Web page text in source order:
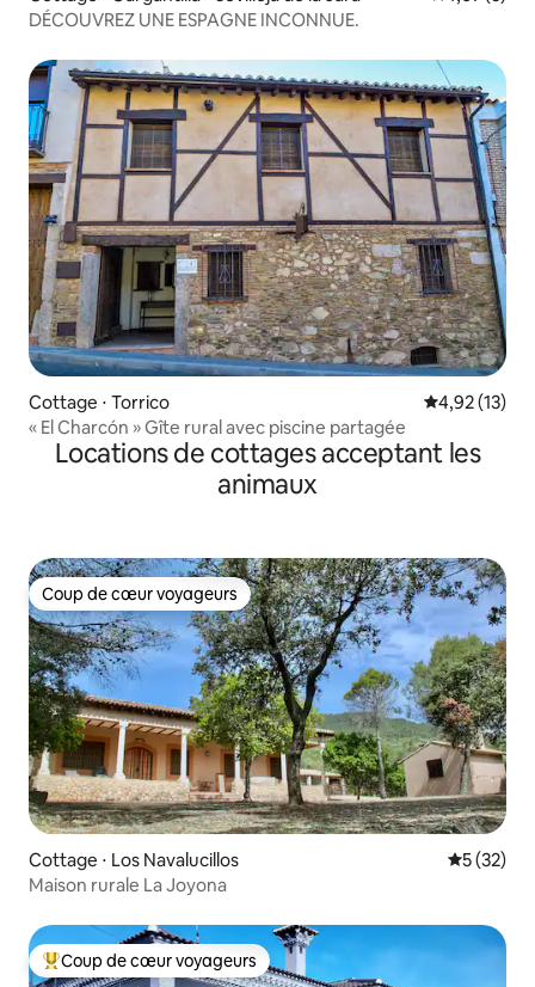
DÉCOUVREZ UNE ESPAGNE INCONNUE.
Cottage ⋅ Torrico Évaluation
4,92 (13)
« El Charcón » Gîte rural avec piscine partagée
Locations de cottages acceptant les
animaux
Coup de cœur voyageurs
Coup de cœur voyageurs
Cottage ⋅ Los Navalucillos
5 (32)
Maison rurale La Joyona
Coups de cœur voyageurs les plus appréciés
Coup de cœur voyageurs